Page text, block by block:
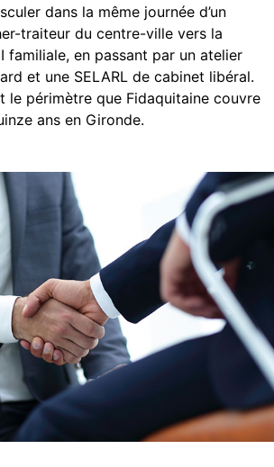
dans la même journée d’un
traiteur du centre-ville vers la
familiale, en passant par un atelier
et une SELARL de cabinet libéral.
le périmètre que Fidaquitaine couvre
ans en Gironde.